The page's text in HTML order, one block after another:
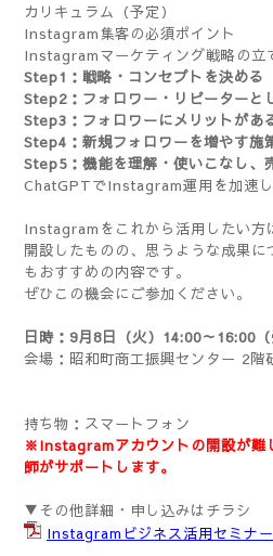
カリキュラム（予定）
Instagram集客の必須ポイント
Instagramマーケティング戦略の立
Step1：戦略・コンセプトを決める
Step2：フォロワー・リピーターと
Step3：フォロワーにメリットがあ
Step4：新規フォロワーを増やす施
Step5：機能を理解・使いこなし、
ChatGPTでInstagram運用を加速
Instagramをこれから活用したい方
開設したものの、思うような成果
もおすすめの内容です。
ぜひこの機会にご参加ください。
日時：9月8日（火）14:00～16:00（
会場：昭和町商工振興センター 2階
持ち物：スマートフォン
※Instagramアカウントの開設が難
師がサポートします。
▼その他詳細・申し込みはチラシ
Instagramビジネス活用セミナ